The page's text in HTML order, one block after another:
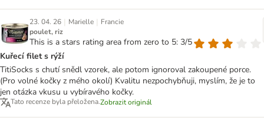
23. 04. 26 | Marielle | Francie
poulet, riz
This is a stars rating area from zero to 5: 3/5
Kuřecí filet s rýží
TitiSocks s chutí snědl vzorek, ale potom ignoroval zakoupené porce.
(Pro volné kočky z mého okolí) Kvalitu nezpochybňuji, myslím, že je to
jen otázka vkusu u vybíravého kočky.
Tato recenze byla přeložena.Zobrazit originál